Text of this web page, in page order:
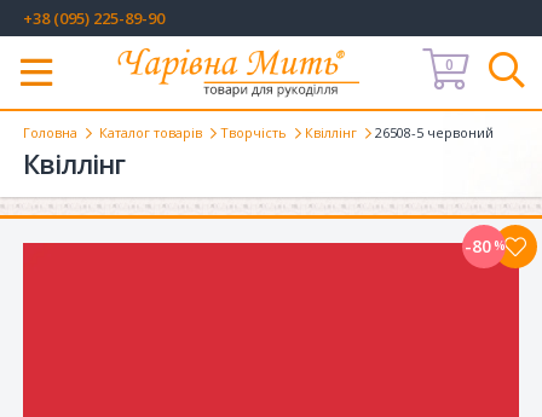
+38 (095) 225-89-90
Меню
0
Головна Каталог товарів Творчість Квіллінг 26508-5 червоний
Квіллінг
-80%